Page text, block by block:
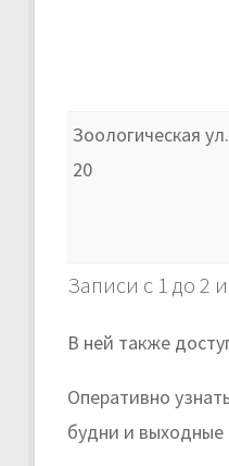
Зоологическая
20
Записи с 1 до 2
В ней также
Оперативно
будни и выходные